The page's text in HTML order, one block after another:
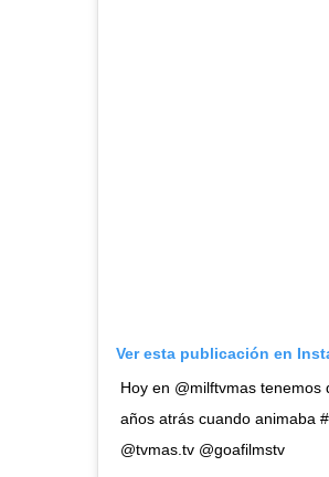
Ver esta publicación en
Hoy en @milftvmas
años atrás cuando animaba
@tvmas.tv @goafilmstv